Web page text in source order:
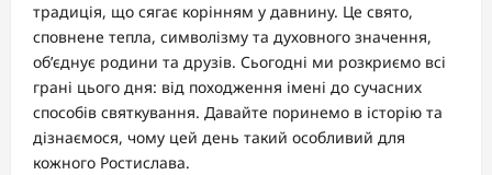
традиція, що сягає корінням у давнину. Це свято,
сповнене тепла, символізму та духовного значення,
об’єднує родини та друзів. Сьогодні ми розкриємо всі
грані цього дня: від походження імені до сучасних
способів святкування. Давайте поринемо в історію та
дізнаємося, чому цей день такий особливий для
кожного Ростислава.